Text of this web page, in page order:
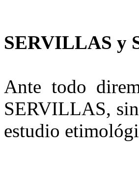
SERVILLAS y
Ante todo
SERVILLAS,
estudio